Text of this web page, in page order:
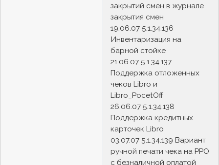
закрытий смен в журнале
закрытия смен
19.06.07 5.1.34.136
Инвентаризация на
барной стойке
21.06.07 5.1.34.137
Поддержка отложенных
чеков Libro и
Libro_PocetOff
26.06.07 5.1.34.138
Поддержка кредитных
карточек Libro
03.07.07 5.1.34.139 Вариант
ручной печати чека на РРО
с безналичной оплатой